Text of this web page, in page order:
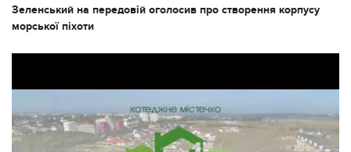
Зеленський на передовій оголосив про створення корпусу
морської піхоти